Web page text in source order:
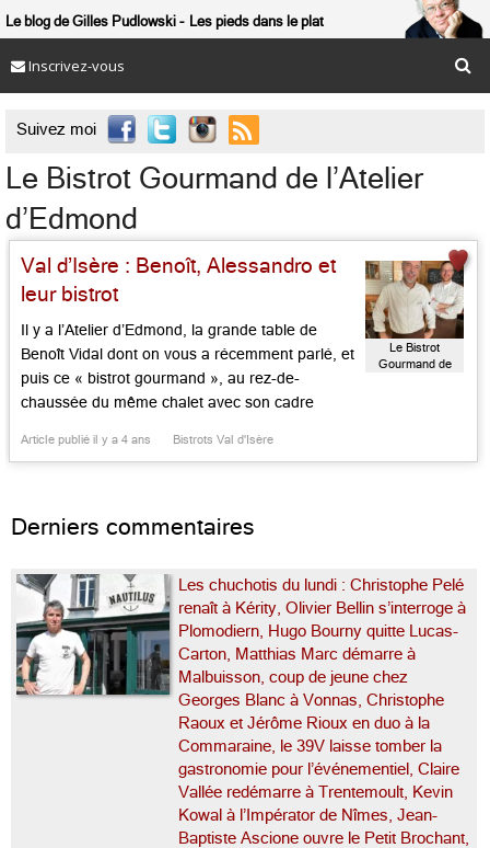
Le blog de Gilles Pudlowski Les pieds dans le plat
Inscrivez-vous
Suivez moi 
Le Bistrot Gourmand de l’Atelier
d’Edmond
Val d’Isère : Benoît, Alessandro et
leur bistrot
Il y a l’Atelier d’Edmond, la grande table de
Benoît Vidal dont on vous a récemment parlé, et
puis ce « bistrot gourmand », au rez-de-
chaussée du même chalet avec son cadre
ses recettes rédigées à la craie sur les murs
Article publié il y a 4 ans Bistrots Val d'Isère
Le Bistrot
Gourmand de
Derniers commentaires
Les chuchotis du lundi : Christophe Pelé
renaît à Kérity, Olivier Bellin s’interroge à
Plomodiern, Hugo Bourny quitte Lucas-
Carton, Matthias Marc démarre à
Malbuisson, coup de jeune chez
Georges Blanc à Vonnas, Christophe
Raoux et Jérôme Rioux en duo à la
Commaraine, le 39V laisse tomber la
gastronomie pour l’événementiel, Claire
Vallée redémarre à Trentemoult, Kevin
Kowal à l’Impérator de Nîmes, Jean-
Baptiste Ascione ouvre le Petit Brochant,